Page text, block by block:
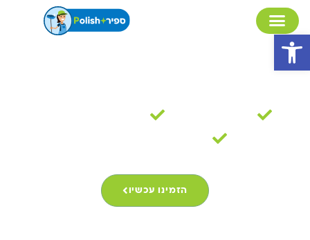
פתח סרגל נגישות
הזמינו עכשיו